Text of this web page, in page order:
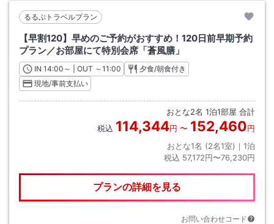
るるぶトラベルプラン
【早割120】早めのご予約がおすすめ！120日前早期予約
プラン／お部屋にて特別会席「蒼風膳」
IN チェックイン
14:00 ～ | OUT チェックアウト
～11:00
夕食/朝食付き
現地/事前支払い
おとな2名 1泊1部屋 合計
税込 114,344円 〜 152,460円
おとな1名 (2名1室)｜ 1泊
税込 57,172円〜76,230円
プランの詳細を見る
お問い合わせコード